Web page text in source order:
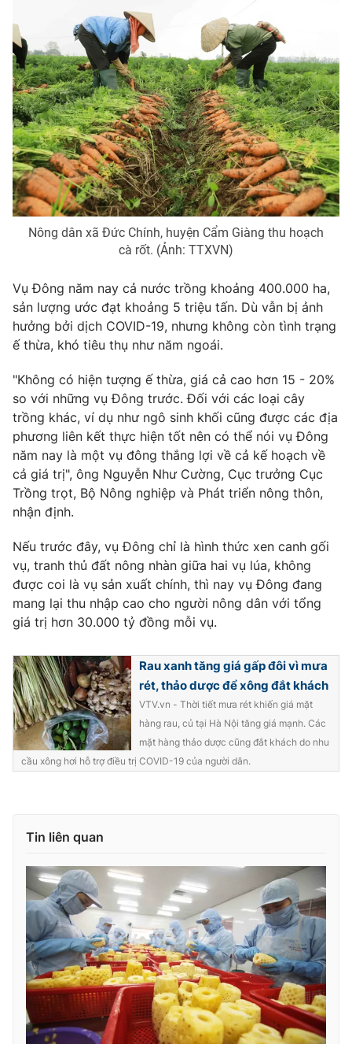
Nông dân xã Đức Chính, huyện Cẩm Giàng thu hoạch
cà rốt. (Ảnh: TTXVN)
Vụ Đông năm nay cả nước trồng khoảng 400.000 ha,
sản lượng ước đạt khoảng 5 triệu tấn. Dù vẫn bị ảnh
hưởng bởi dịch COVID-19, nhưng không còn tình trạng
ế thừa, khó tiêu thụ như năm ngoái.
"Không có hiện tượng ế thừa, giá cả cao hơn 15 - 20%
so với những vụ Đông trước. Đối với các loại cây
trồng khác, ví dụ như ngô sinh khối cũng được các địa
phương liên kết thực hiện tốt nên có thể nói vụ Đông
năm nay là một vụ đông thắng lợi về cả kế hoạch về
cả giá trị", ông Nguyễn Như Cường, Cục trưởng Cục
Trồng trọt, Bộ Nông nghiệp và Phát triển nông thôn,
nhận định.
Nếu trước đây, vụ Đông chỉ là hình thức xen canh gối
vụ, tranh thủ đất nông nhàn giữa hai vụ lúa, không
được coi là vụ sản xuất chính, thì nay vụ Đông đang
mang lại thu nhập cao cho người nông dân với tổng
giá trị hơn 30.000 tỷ đồng mỗi vụ.
Rau xanh tăng giá gấp đôi vì mưa
rét, thảo dược để xông đắt khách
VTV.vn - Thời tiết mưa rét khiến giá mặt
hàng rau, củ tại Hà Nội tăng giá mạnh. Các
mặt hàng thảo dược cũng đắt khách do nhu
cầu xông hơi hỗ trợ điều trị COVID-19 của người dân.
Tin liên quan